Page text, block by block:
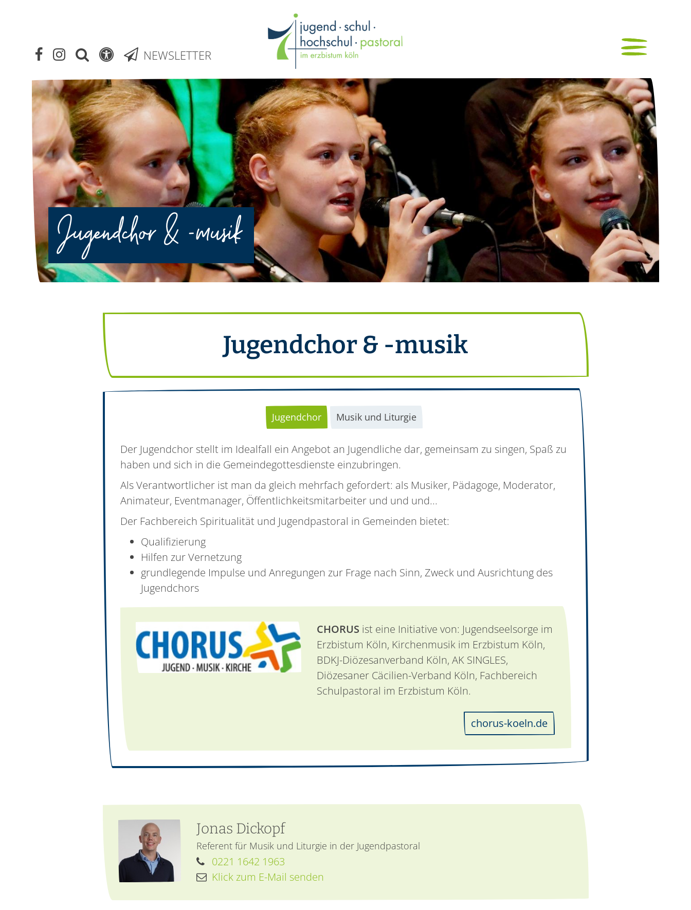
NEWSLETTER
Jugendchor & -musik
Jugendchor & -musik
Jugendchor Musik und Liturgie
Der Jugendchor stellt im Idealfall ein Angebot an Jugendliche dar, gemeinsam zu singen, Spaß zu
haben und sich in die Gemeindegottesdienste einzubringen.
Als Verantwortlicher ist man da gleich mehrfach gefordert: als Musiker, Pädagoge, Moderator,
Animateur, Eventmanager, Öffentlichkeitsmitarbeiter und und und...
Der Fachbereich Spiritualität und Jugendpastoral in Gemeinden bietet:
Qualifizierung
Hilfen zur Vernetzung
grundlegende Impulse und Anregungen zur Frage nach Sinn, Zweck und Ausrichtung des
Jugendchors
CHORUS ist eine Initiative von: Jugendseelsorge im
Erzbistum Köln, Kirchenmusik im Erzbistum Köln,
BDKJ-Diözesanverband Köln, AK SINGLES,
Diözesaner Cäcilien-Verband Köln, Fachbereich
Schulpastoral im Erzbistum Köln.
chorus-koeln.de
Jonas Dickopf
Referent für Musik und Liturgie in der Jugendpastoral
0221 1642 1963
Klick zum E-Mail senden